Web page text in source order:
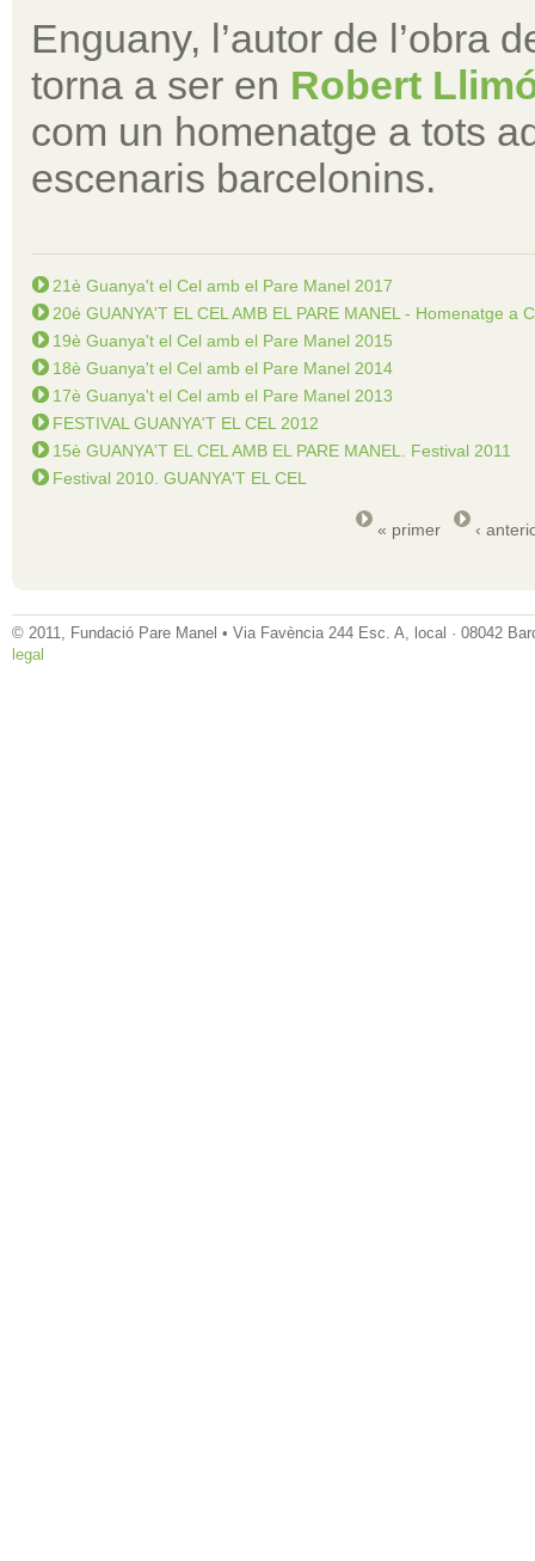
Enguany, l’autor de l’obra
torna a ser en Robert
com un homenatge a tots
escenaris barcelonins.
21è Guanya't el Cel amb el Pare Manel 2017
20é GUANYA'T EL CEL AMB EL PARE MANEL - Homenatge a
19è Guanya't el Cel amb el Pare Manel 2015
18è Guanya't el Cel amb el Pare Manel 2014
17è Guanya't el Cel amb el Pare Manel 2013
FESTIVAL GUANYA'T EL CEL 2012
15è GUANYA'T EL CEL AMB EL PARE MANEL. Festival 2011
Festival 2010. GUANYA'T EL CEL
« primer ‹
© 2011, Fundació Pare Manel • Via Favència 244 Esc. A, local · 08042
legal